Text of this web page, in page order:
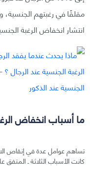
مقلقًا في رغبتهم
انتشار انخفاض الرغبة
ما أسباب انخفاض
تساهم عوامل عدة في إنقاص
كانت الأسباب الثلاثة ـ المتفق